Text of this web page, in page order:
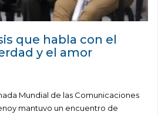
que habla con el
y el amor
Mundial de las Comunicaciones
mantuvo un encuentro de